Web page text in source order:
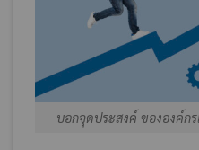
บอกจุดประสงค์ ขององค์กร